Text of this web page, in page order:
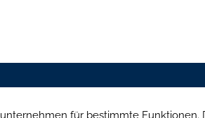
Hamburg